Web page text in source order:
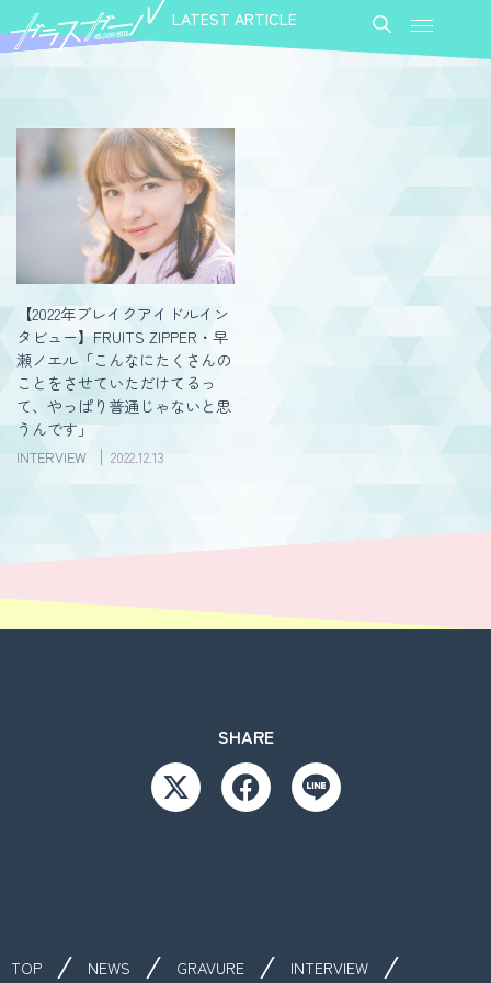
LATEST ARTICLE
【2022年ブレイクアイドルイン
タビュー】FRUITS ZIPPER・早
瀬ノエル「こんなにたくさんの
ことをさせていただけてるっ
て、やっぱり普通じゃないと思
うんです」
INTERVIEW 2022.12.13
SHARE
TOP NEWS GRAVURE INTERVIEW